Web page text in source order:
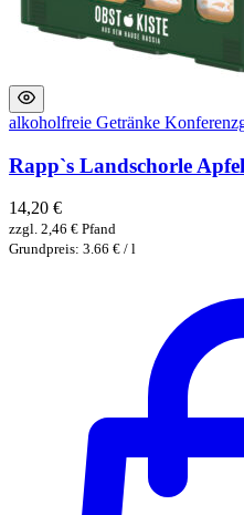
alkoholfreie Getränke
Rapp`s Landschorle
14,20 €
zzgl. 2,46 € Pfand
Grundpreis: 3.66 € / l